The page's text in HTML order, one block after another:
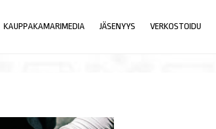
KAUPPAKAMARIMEDIA JÄSENYYS VERKOSTOIDU